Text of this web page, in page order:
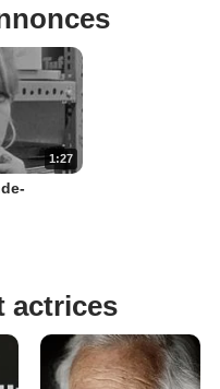
1:27
actrices